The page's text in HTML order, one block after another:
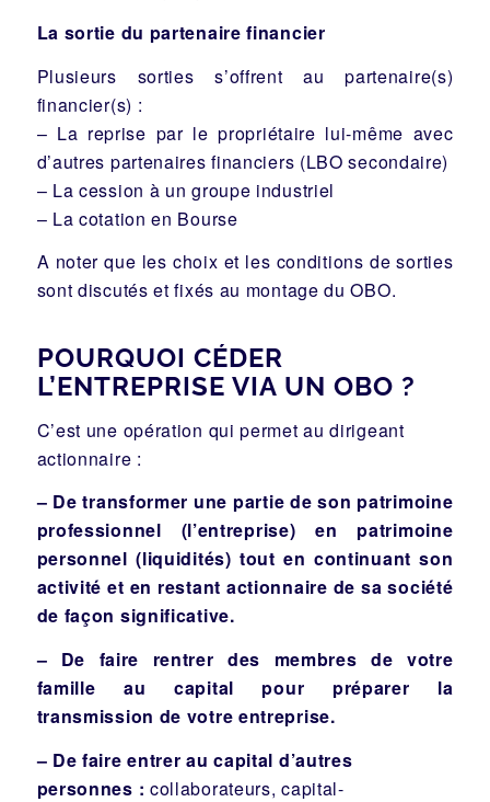
La sortie du partenaire financier
Plusieurs sorties s’offrent au partenaire(s)
financier(s) :
– La reprise par le propriétaire lui-même avec
d’autres partenaires financiers (LBO secondaire)
– La cession à un groupe industriel
– La cotation en Bourse
A noter que les choix et les conditions de sorties
sont discutés et fixés au montage du OBO.
POURQUOI CÉDER
L’ENTREPRISE VIA UN OBO ?
C’est une opération qui permet au dirigeant
actionnaire :
– De transformer une partie de son patrimoine
professionnel (l’entreprise) en patrimoine
personnel (liquidités) tout en continuant son
activité et en restant actionnaire de sa société
de façon significative.
– De faire rentrer des membres de votre
famille au capital pour préparer la
transmission de votre entreprise.
– De faire entrer au capital d’autres
personnes : collaborateurs, capital-